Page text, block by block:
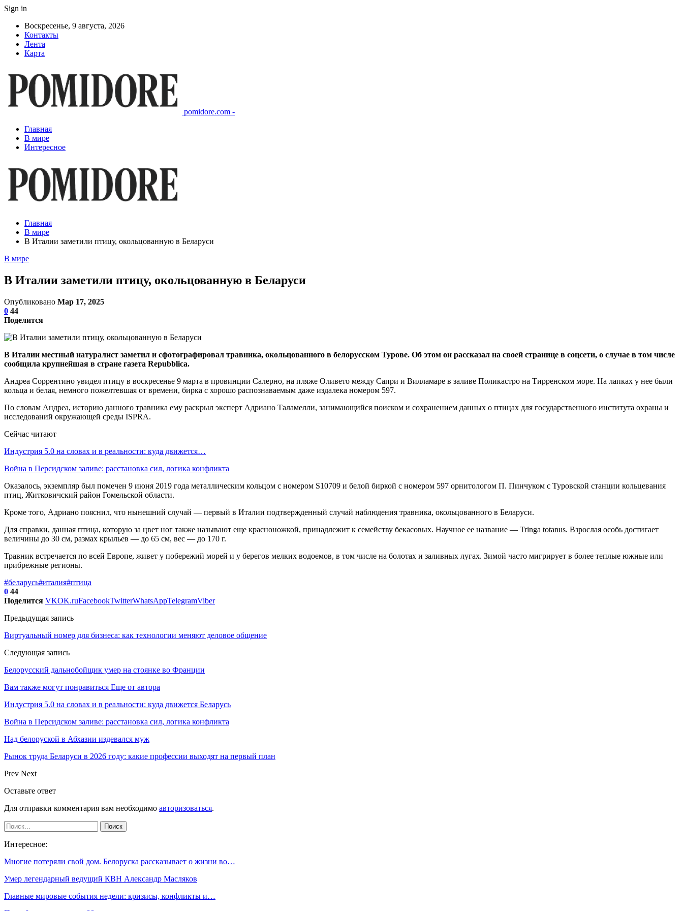
Sign in
Воскресенье, 9 августа, 2026
Контакты
Лента
Карта
pomidore.com -
Главная
В мире
Интересное
Главная
В мире
В Италии заметили птицу, окольцованную в Беларуси
В мире
В Италии заметили птицу, окольцованную в Беларуси
Опубликовано Мар 17, 2025
0 44
Поделится
В Италии местный натуралист заметил и сфотографировал травника, окольцованного в белорусском Турове. Об этом он рассказал на своей странице в соцсети, о случае в том числе
сообщила крупнейшая в стране газета Repubblica.
Андреа Соррентино увидел птицу в воскресенье 9 марта в провинции Салерно, на пляже Оливето между Сапри и Вилламаре в заливе Поликастро на Тирренском море. На лапках у нее были
кольца и белая, немного пожелтевшая от времени, бирка с хорошо распознаваемым даже издалека номером 597.
По словам Андреа, историю данного травника ему раскрыл эксперт Адриано Таламелли, занимающийся поиском и сохранением данных о птицах для государственного института охраны и
исследований окружающей среды ISPRA.
Сейчас читают
Индустрия 5.0 на словах и в реальности: куда движется…
Война в Персидском заливе: расстановка сил, логика конфликта
Оказалось, экземпляр был помечен 9 июня 2019 года металлическим кольцом с номером S10709 и белой биркой с номером 597 орнитологом П. Пинчуком с Туровской станции кольцевания
птиц, Житковичский район Гомельской области.
Кроме того, Адриано пояснил, что нынешний случай — первый в Италии подтвержденный случай наблюдения травника, окольцованного в Беларуси.
Для справки, данная птица, которую за цвет ног также называют еще красноножкой, принадлежит к семейству бекасовых. Научное ее название — Tringa totanus. Взрослая особь достигает
величины до 30 см, размах крыльев — до 65 см, вес — до 170 г.
Травник встречается по всей Европе, живет у побережий морей и у берегов мелких водоемов, в том числе на болотах и заливных лугах. Зимой часто мигрирует в более теплые южные или
прибрежные регионы.
#беларусь#италия#птица
0 44
Поделится VKOK.ruFacebookTwitterWhatsAppTelegramViber
Предыдущая запись
Виртуальный номер для бизнеса: как технологии меняют деловое общение
Следующая запись
Белорусский дальнобойщик умер на стоянке во Франции
Вам также могут понравиться Еще от автора
Индустрия 5.0 на словах и в реальности: куда движется Беларусь
Война в Персидском заливе: расстановка сил, логика конфликта
Над белоруской в Абхазии издевался муж
Рынок труда Беларуси в 2026 году: какие профессии выходят на первый план
Prev Next
Оставьте ответ
Для отправки комментария вам необходимо авторизоваться.
Интересное:
Многие потеряли свой дом. Белоруска рассказывает о жизни во…
Умер легендарный ведущий КВН Александр Масляков
Главные мировые события недели: кризисы, конфликты и…